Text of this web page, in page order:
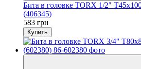
Бита в головке TORX 1/2"
(406345)
583 грн
Купить